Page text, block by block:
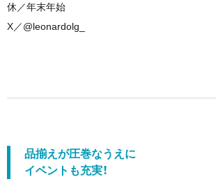
休／年末年始
X／@leonardolg_
品揃えが圧巻なうえに
イベントも充実！